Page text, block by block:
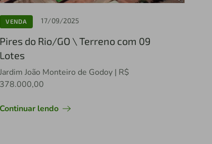
VENDA 17/09/2025
Pires do Rio/GO \ Terreno com 09
Lotes
Jardim João Monteiro de Godoy | R$
378.000,00
Continuar lendo